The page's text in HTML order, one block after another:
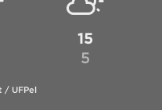
15
5
/ UFPel